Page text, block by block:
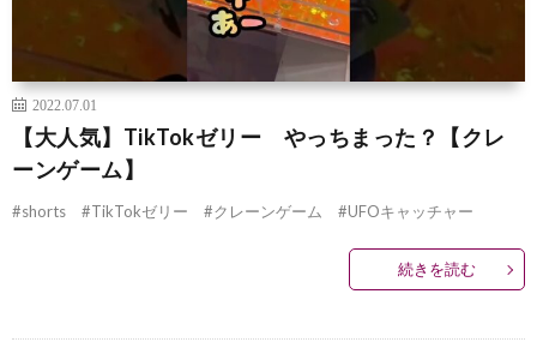
2022.07.01
【大人気】TikTokゼリー やっちまった？【クレ
ーンゲーム】
#shorts #TikTokゼリー #クレーンゲーム #UFOキャッチャー
続きを読む